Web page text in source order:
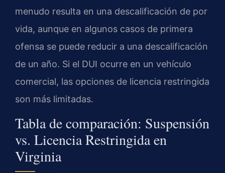
menudo resulta en una descalificación de por
vida, aunque en algunos casos de primera
ofensa se puede reducir a una descalificación
de un año. Si el DUI ocurre en un vehículo
comercial, las opciones de licencia restringida
son más limitadas.
Tabla de comparación: Suspensión
vs. Licencia Restringida en
Virginia